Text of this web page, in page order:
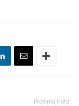
Próxima Nota